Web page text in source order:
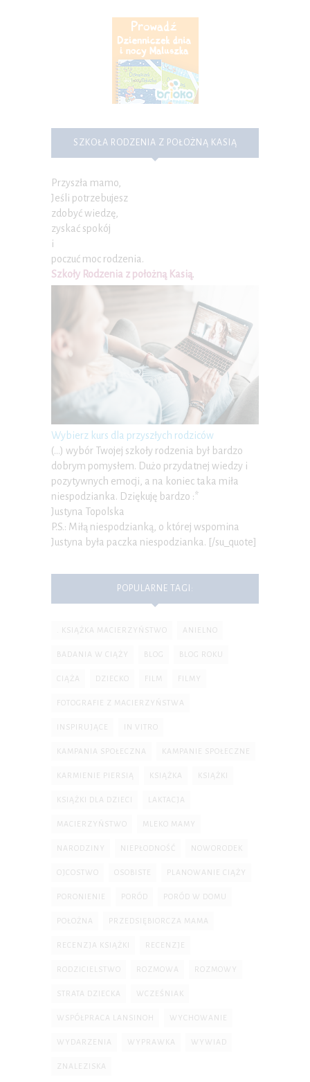
SZKOŁA RODZENIA Z POŁOŻNĄ KASIĄ
Przyszła mamo,
Jeśli potrzebujesz
zdobyć wiedzę,
zyskać spokój
i
poczuć moc rodzenia.
Szkoły Rodzenia z położną Kasią.
Wybierz kurs dla przyszłych rodziców
(…) wybór Twojej szkoły rodzenia był bardzo
dobrym pomysłem. Dużo przydatnej wiedzy i
pozytywnych emocji, a na koniec taka miła
niespodzianka. Dziękuję bardzo :*
Justyna Topolska
P.S.: Miłą niespodzianką, o której wspomina
Justyna była paczka niespodzianka. [/su_quote]
POPULARNE TAGI:
. KSIĄŻKA MACIERZYŃSTWO ANIELNO
BADANIA W CIĄŻY BLOG BLOG ROKU
CIĄŻA DZIECKO FILM FILMY
FOTOGRAFIE Z MACIERZYŃSTWA
INSPIRUJĄCE IN VITRO
KAMPANIA SPOŁECZNA KAMPANIE SPOŁECZNE
KARMIENIE PIERSIĄ KSIĄŻKA KSIĄŻKI
KSIĄŻKI DLA DZIECI LAKTACJA
MACIERZYŃSTWO MLEKO MAMY
NARODZINY NIEPŁODNOŚĆ NOWORODEK
OJCOSTWO OSOBISTE PLANOWANIE CIĄŻY
PORONIENIE PORÓD PORÓD W DOMU
POŁOŻNA PRZEDSIĘBIORCZA MAMA
RECENZJA KSIĄŻKI RECENZJE
RODZICIELSTWO ROZMOWA ROZMOWY
STRATA DZIECKA WCZEŚNIAK
WSPÓŁPRACA LANSINOH WYCHOWANIE
WYDARZENIA WYPRAWKA WYWIAD
ZNALEZISKA